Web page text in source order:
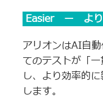
Easier ー より
アリオンはAI自
てのテストが「
し、より効率的
します。